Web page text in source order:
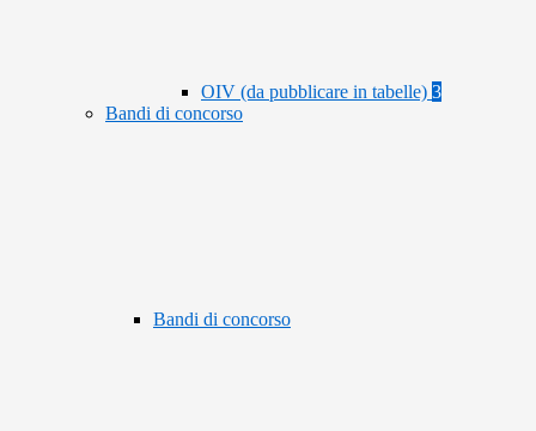
OIV (da pubblicare in tabelle) 3
Bandi di concorso
Bandi di concorso